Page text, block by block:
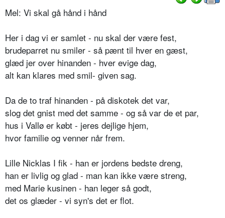
Mel: Vi skal gå hånd i hånd
Her i dag vi er samlet - nu skal der være fest,
brudeparret nu smiler - så pænt til hver en gæst,
glæd jer over hinanden - hver evige dag,
alt kan klares med smil- given sag.
Da de to traf hinanden - på diskotek det var,
slog det gnist med det samme - og så var de et par,
hus i Vallø er købt - jeres dejlige hjem,
hvor familie og venner når frem.
Lille Nicklas I fik - han er jordens bedste dreng,
han er livlig og glad - man kan ikke være streng,
med Marie kusinen - han leger så godt,
det os glæder - vi syn's det er flot.